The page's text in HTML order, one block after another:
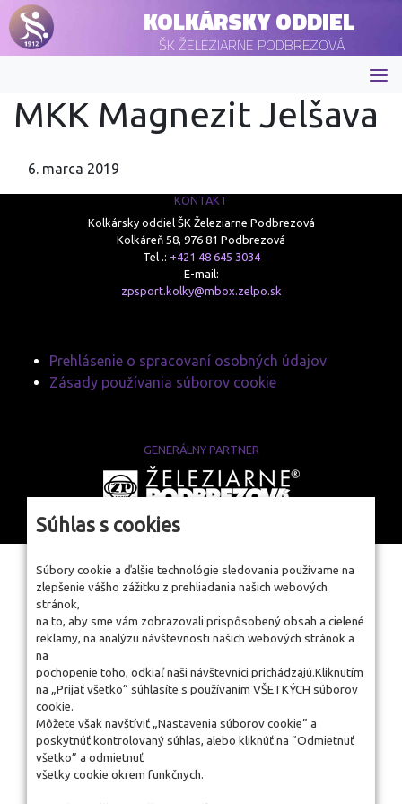
KOLKÁRSKY ODDIEL
ŠK ŽELEZIARNE PODBREZOVÁ
MKK Magnezit Jelšava
6. marca 2019
KONTAKT
Kolkársky oddiel ŠK Železiarne Podbrezová
Kolkáreň 58, 976 81 Podbrezová
Tel .: +421 48 645 3034
E-mail:
zpsport.kolky@mbox.zelpo.sk
Prehlásenie o spracovaní osobných údajov
Zásady používania súborov cookie
GENERÁLNY PARTNER
www.zelpo.sk
Súhlas s cookies
Súbory cookie a ďalšie technológie sledovania používame na
zlepšenie vášho zážitku z prehliadania našich webových
stránok,
na to, aby sme vám zobrazovali prispôsobený obsah a cielené
reklamy, na analýzu návštevnosti našich webových stránok a
na
pochopenie toho, odkiaľ naši návštevníci prichádzajú.Kliknutím
na „Prijať všetko” súhlasíte s používaním VŠETKÝCH súborov
cookie.
Môžete však navštíviť „Nastavenia súborov cookie” a
poskytnúť kontrolovaný súhlas, alebo kliknúť na “Odmietnuť
všetko” a odmietnuť
všetky cookie okrem funkčnych.